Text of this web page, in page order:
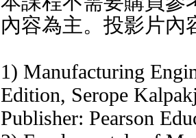
內容為主。投影片內
1) Manufacturing
Edition, Serope
Publisher: Pearson